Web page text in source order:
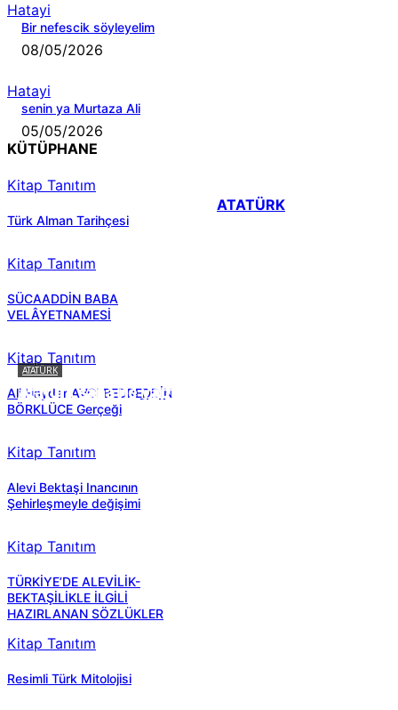
Hatayi
Bir nefescik söyleyelim
08/05/2026
Hatayi
senin ya Murtaza Ali
05/05/2026
KÜTÜPHANE
Kitap Tanıtım
Türk Alman Tarihçesi
Kitap Tanıtım
SÜCAADDİN BABA
VELÂYETNAMESİ
Kitap Tanıtım
Ali Haydar AVCI BEDREDDİN
BÖRKLÜCE Gerçeği
Kitap Tanıtım
Alevi Bektaşi Inancının
Şehirleşmeyle değişimi
Kitap Tanıtım
TÜRKİYE’DE ALEVİLİK-
BEKTAŞİLİKLE İLGİLİ
HAZIRLANAN SÖZLÜKLER
Kitap Tanıtım
Resimli Türk Mitolojisi
ATATÜRK
ATATÜRK
Atatürk sana ne yaptı?